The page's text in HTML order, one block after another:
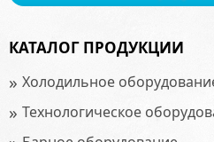
КАТАЛОГ ПРОДУКЦИИ
» Холодильное
» Технологическое